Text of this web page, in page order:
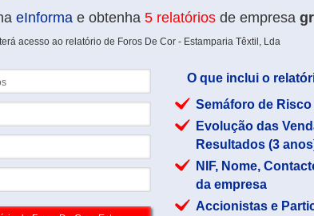
eInforma e obtenha 5 relatórios de empresa
acesso ao relatório de Foros De Cor - Estamparia Têxtil, Lda
O que inclui o
Semáforo de Risco
Evolução das
Resultados (3
NIF, Nome,
da empresa
Accionistas e